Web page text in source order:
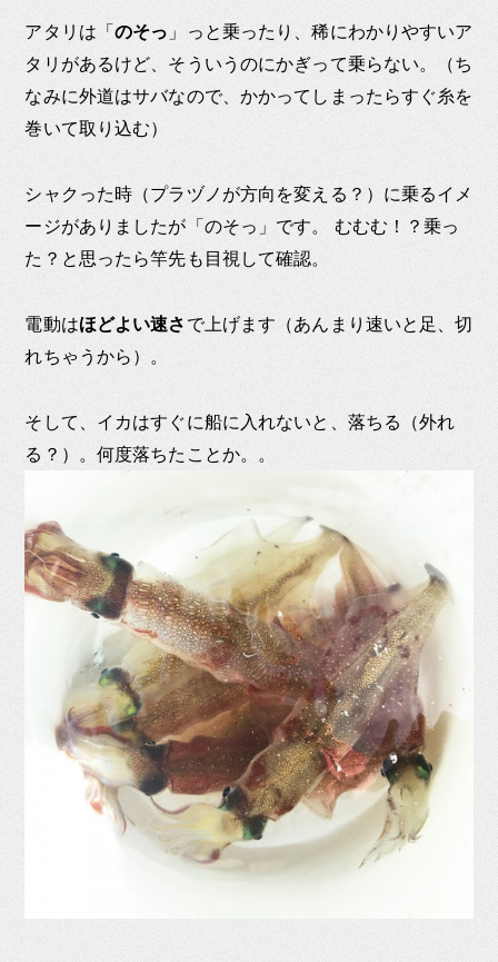
アタリは「のそっ 」っと乗ったり、稀にわかりやすいア
タリがあるけど、そういうのにかぎって乗らない。（ち
なみに外道はサバなので、かかってしまったらすぐ糸を
巻いて取り込む）
シャクった時（プラヅノが方向を変える？）に乗るイメ
ージがありましたが「のそっ」です。 むむむ！？乗っ
た？と思ったら竿先も目視して確認。
電動はほどよい速さ で上げます（あんまり速いと足、切
れちゃうから）。
そして、イカはすぐに船に入れないと、落ちる（外れ
る？）。何度落ちたことか。。